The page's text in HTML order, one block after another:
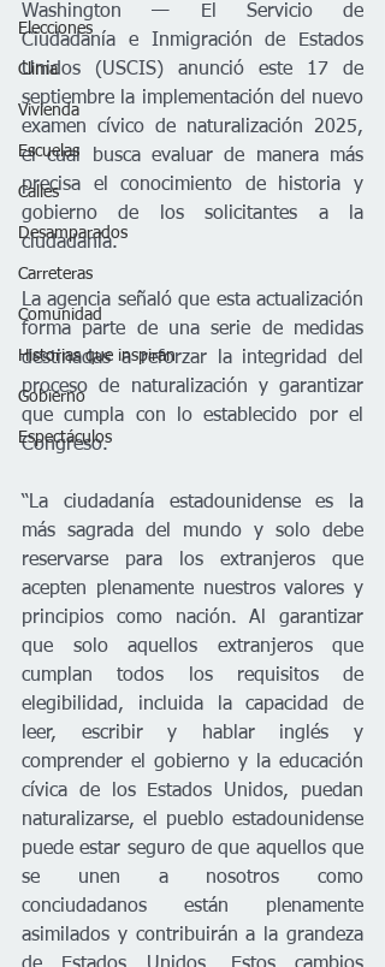
Elecciones
Clima
Vivienda
Escuelas
Calles
Desamparados
Carreteras
Comunidad
Historias que inspiran
Gobierno
Espectáculos
Washington — El Servicio de
Ciudadanía e Inmigración de Estados
Unidos (USCIS) anunció este 17 de
septiembre la implementación del nuevo
examen cívico de naturalización 2025,
el cual busca evaluar de manera más
precisa el conocimiento de historia y
gobierno de los solicitantes a la
ciudadanía.
La agencia señaló que esta actualización
forma parte de una serie de medidas
destinadas a reforzar la integridad del
proceso de naturalización y garantizar
que cumpla con lo establecido por el
Congreso.
“La ciudadanía estadounidense es la
más sagrada del mundo y solo debe
reservarse para los extranjeros que
acepten plenamente nuestros valores y
principios como nación. Al garantizar
que solo aquellos extranjeros que
cumplan todos los requisitos de
elegibilidad, incluida la capacidad de
leer, escribir y hablar inglés y
comprender el gobierno y la educación
cívica de los Estados Unidos, puedan
naturalizarse, el pueblo estadounidense
puede estar seguro de que aquellos que
se unen a nosotros como
conciudadanos están plenamente
asimilados y contribuirán a la grandeza